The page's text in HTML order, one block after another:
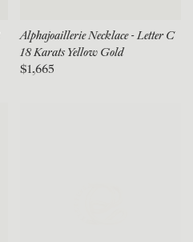
Alphajoaillerie Necklace - Letter C
18 Karats Yellow Gold
$1,665